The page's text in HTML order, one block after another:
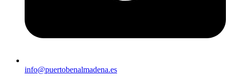
info@puertobenalmadena.es